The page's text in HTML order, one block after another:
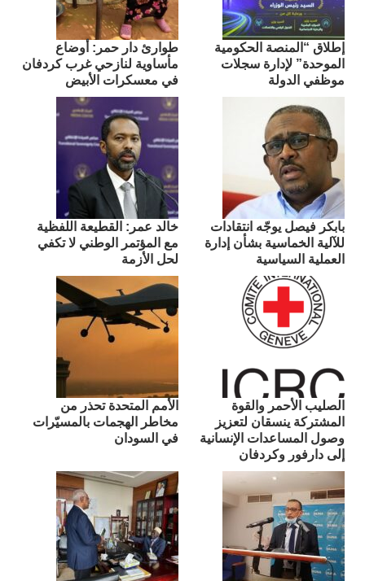
إطلاق “المنصة الحكومية
الموحدة” لإدارة سجلات
موظفي الدولة
طوارئ دار حمر: أوضاع
مأساوية لنازحي غرب كردفان
في معسكرات الأبيض
بابكر فيصل يوجّه انتقادات
للآلية الخماسية بشأن إدارة
العملية السياسية
​خالد عمر: القطيعة اللفظية
مع المؤتمر الوطني لا تكفي
لحل الأزمة
الصليب الأحمر والقوة
المشتركة ينسقان لتعزيز
وصول المساعدات الإنسانية
إلى دارفور وكردفان
الأمم المتحدة تحذر من
مخاطر الهجمات بالمسيّرات
في السودان